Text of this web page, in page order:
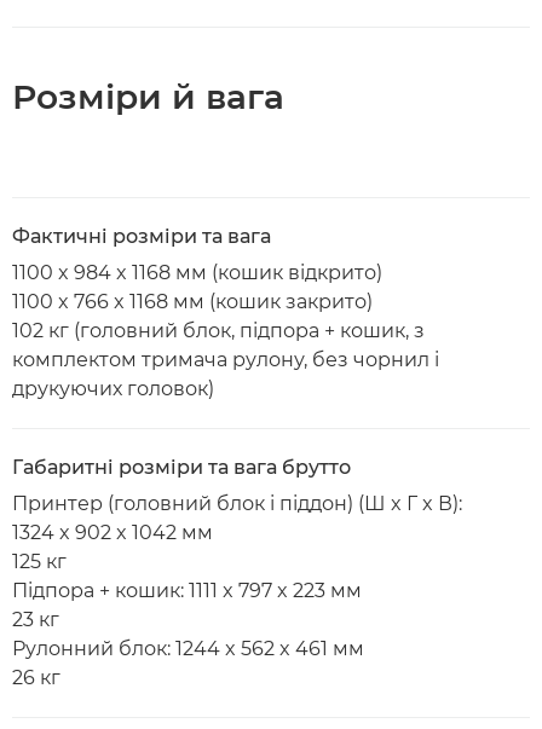
Розміри й вага
Фактичні розміри та вага
1100 x 984 x 1168 мм (кошик відкрито)
1100 x 766 x 1168 мм (кошик закрито)
102 кг (головний блок, підпора + кошик, з
комплектом тримача рулону, без чорнил і
друкуючих головок)
Габаритні розміри та вага брутто
Принтер (головний блок і піддон) (Ш x Г x В):
1324 x 902 x 1042 мм
125 кг
Підпора + кошик: 1111 x 797 x 223 мм
23 кг
Рулонний блок: 1244 x 562 x 461 мм
26 кг